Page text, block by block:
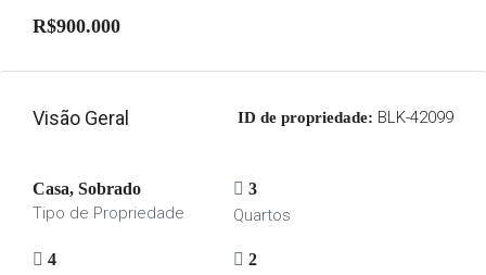
R$900.000
Visão Geral ID de propriedade: BLK-42099
Casa, Sobrado
Tipo de Propriedade
3
Quartos
4 2